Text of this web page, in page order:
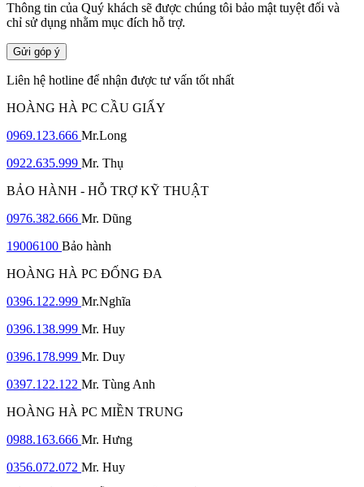
Thông tin của Quý khách sẽ được chúng tôi bảo mật tuyệt đối và
chỉ sử dụng nhằm mục đích hỗ trợ.
Gửi góp ý
Liên hệ hotline để nhận được tư vấn tốt nhất
HOÀNG HÀ PC CẦU GIẤY
0969.123.666 Mr.Long
0922.635.999 Mr. Thụ
BẢO HÀNH - HỖ TRỢ KỸ THUẬT
0976.382.666 Mr. Dũng
19006100 Bảo hành
HOÀNG HÀ PC ĐỐNG ĐA
0396.122.999 Mr.Nghĩa
0396.138.999 Mr. Huy
0396.178.999 Mr. Duy
0397.122.122 Mr. Tùng Anh
HOÀNG HÀ PC MIỀN TRUNG
0988.163.666 Mr. Hưng
0356.072.072 Mr. Huy